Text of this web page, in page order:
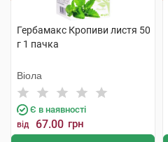
Гербамакс Кропиви листя 50
г 1 пачка
Віола
Є в наявності
від 67.00 грн